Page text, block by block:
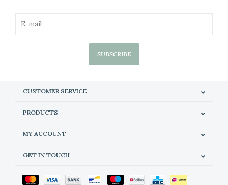
SUBSCRIBE
CUSTOMER SERVICE
PRODUCTS
MY ACCOUNT
GET IN TOUCH